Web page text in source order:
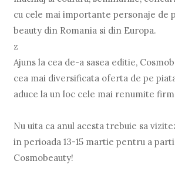
cu cele mai importante personaje de
beauty din Romania si din Europa.
z
Ajuns la cea de-a sasea editie,
cea mai diversificata oferta de pe
aduce la un loc cele mai renumite
Nu uita ca anul acesta trebuie sa
in perioada 13-15 martie pentru a
Cosmobeauty!